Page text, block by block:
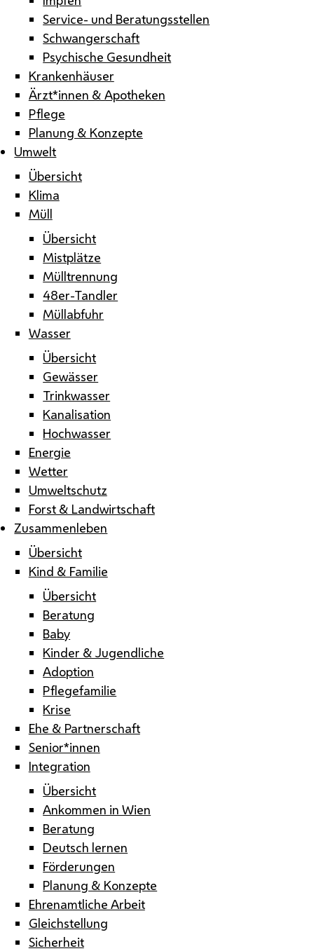
Service- und Beratungsstellen
Schwangerschaft
Psychische Gesundheit
Krankenhäuser
Ärzt*innen & Apotheken
Pflege
Planung & Konzepte
Umwelt
Übersicht
Klima
Müll
Übersicht
Mistplätze
Mülltrennung
48er-Tandler
Müllabfuhr
Wasser
Übersicht
Gewässer
Trinkwasser
Kanalisation
Hochwasser
Energie
Wetter
Umweltschutz
Forst & Landwirtschaft
Zusammenleben
Übersicht
Kind & Familie
Übersicht
Beratung
Baby
Kinder & Jugendliche
Adoption
Pflegefamilie
Krise
Ehe & Partnerschaft
Senior*innen
Integration
Übersicht
Ankommen in Wien
Beratung
Deutsch lernen
Förderungen
Planung & Konzepte
Ehrenamtliche Arbeit
Gleichstellung
Sicherheit